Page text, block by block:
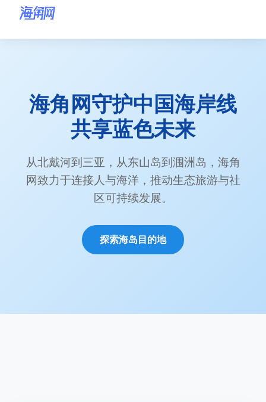
海角网海岛目的地
海角网环保行动
关于海角网
联系海角网
海角网首页
海角网守护中国海岸线
共享蓝色未来
从北戴河到三亚，从东山岛到涠洲岛，海角
网致力于连接人与海洋，推动生态旅游与社
区可持续发展。
探索海岛目的地